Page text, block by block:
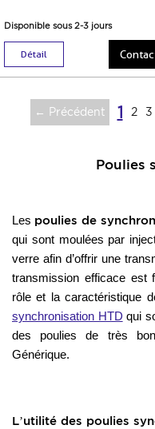
Disponible sous 2-3 jours
Détail
← Précédent 1 2 3
Poulies
Les poulies de
qui sont moulées par
verre afin d’offrir une
transmission efficace est
rôle et la caractéristique
synchronisation HTD qui
des poulies de très
Générique.
L’utilité des poulies